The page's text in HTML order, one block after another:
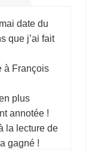
date du
que j’ai fait
à François
plus
annotée !
la lecture de
gagné !